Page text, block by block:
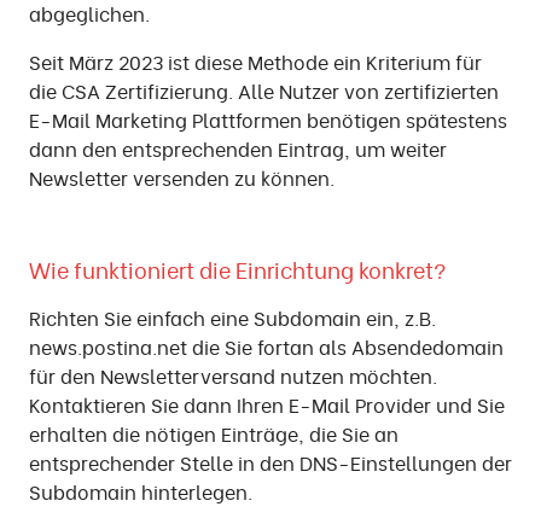
abgeglichen.
Seit März 2023 ist diese Methode ein Kriterium für
die CSA Zertifizierung. Alle Nutzer von zertifizierten
E-Mail Marketing Plattformen benötigen spätestens
dann den entsprechenden Eintrag, um weiter
Newsletter versenden zu können.
Wie funktioniert die Einrichtung konkret?
Richten Sie einfach eine Subdomain ein, z.B.
news.postina.net die Sie fortan als Absendedomain
für den Newsletterversand nutzen möchten.
Kontaktieren Sie dann Ihren E-Mail Provider und Sie
erhalten die nötigen Einträge, die Sie an
entsprechender Stelle in den DNS-Einstellungen der
Subdomain hinterlegen.